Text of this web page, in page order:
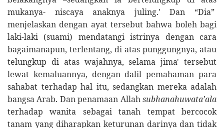
mukanya- niscaya anaknya juling.' Dan “Dia”
menjelaskan dengan ayat tersebut bahwa boleh bagi
laki-laki (suami) mendatangi istrinya dengan cara
bagaimanapun, terlentang, di atas punggungnya, atau
telungkup di atas wajahnya, selama jima' tersebut
lewat kemaluannya, dengan dalil pemahaman para
sahabat terhadap hal itu, sedangkan mereka adalah
bangsa Arab. Dan penamaan Allahsubhanahuwata’ala
terhadap wanita sebagai tanah tempat bercocok
tanam yang diharapkan keturunan darinya dan tidak